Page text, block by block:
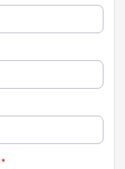
*